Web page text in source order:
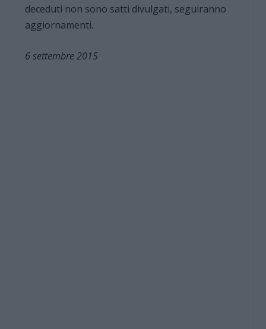
deceduti non sono satti divulgati, seguiranno
aggiornamenti.
6 settembre 2015